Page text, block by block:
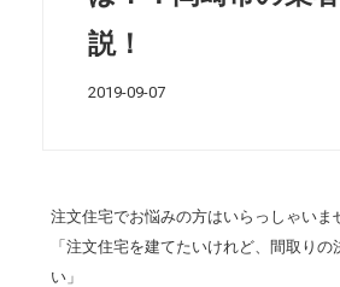
説！
2019-09-07
注文住宅でお悩みの方はいらっしゃいま
「注文住宅を建てたいけれど、間取りの
い」